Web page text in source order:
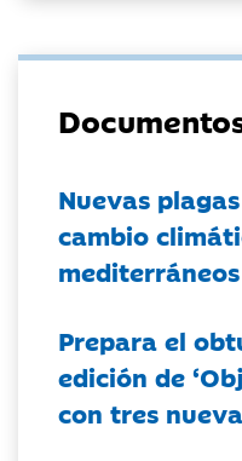
Nuevas
cambio
mediterráneos
Prepara el
edición de
con tres